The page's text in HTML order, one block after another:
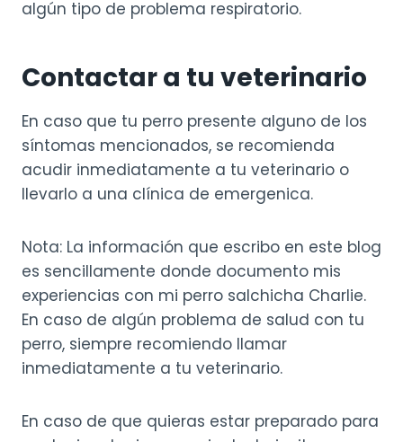
algún tipo de problema respiratorio.
Contactar a tu veterinario
En caso que tu perro presente alguno de los
síntomas mencionados, se recomienda
acudir inmediatamente a tu veterinario o
llevarlo a una clínica de emergenica.
Nota: La información que escribo en este blog
es sencillamente donde documento mis
experiencias con mi perro salchicha Charlie.
En caso de algún problema de salud con tu
perro, siempre recomiendo llamar
inmediatamente a tu veterinario.
En caso de que quieras estar preparado para